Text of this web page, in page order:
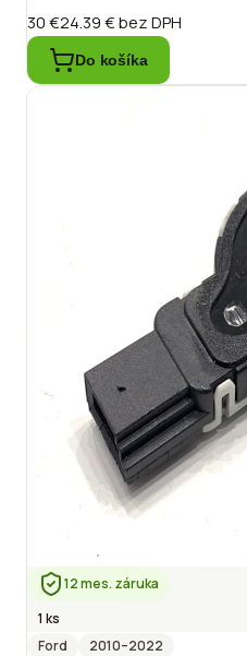
30 €24.39 €bez DPH
Do košíka
12 mes. záruka
1 ks
Ford
2010–2022